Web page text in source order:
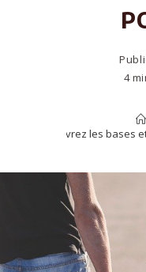
4
Découvrez les bases